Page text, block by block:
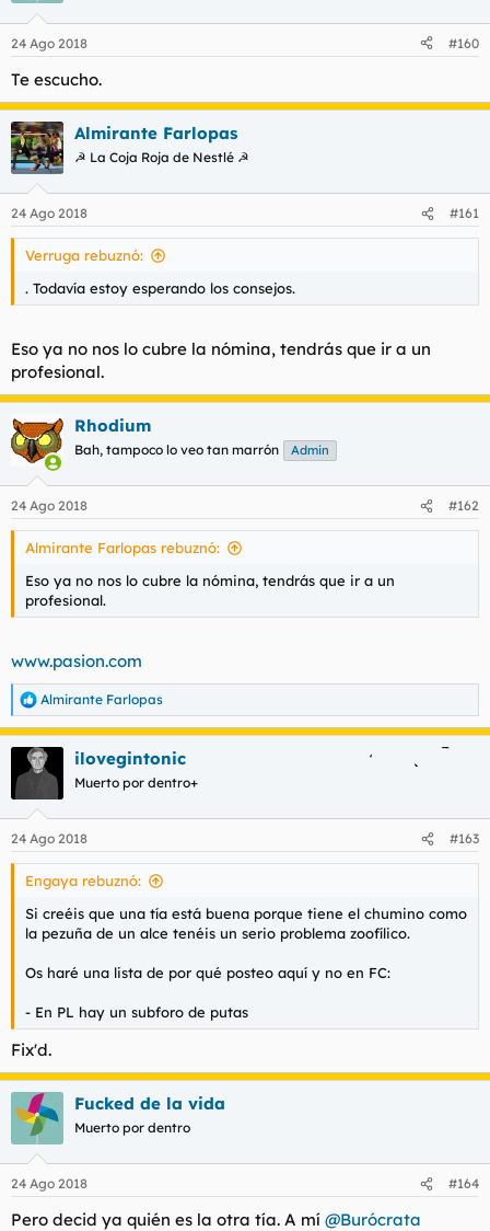
24 Ago 2018 #160
Te escucho.
Almirante Farlopas
☭ La Coja Roja de Nestlé ☭
24 Ago 2018 #161
Verruga rebuznó:
. Todavía estoy esperando los consejos.
Eso ya no nos lo cubre la nómina, tendrás que ir a un
profesional.
Rhodium
Bah, tampoco lo veo tan marrón Admin
24 Ago 2018 #162
Almirante Farlopas rebuznó:
Eso ya no nos lo cubre la nómina, tendrás que ir a un
profesional.
www.pasion.com
R
e
a
c
e
s
Almirante Farlopas
ilovegintonic
Muerto por dentro+
24 Ago 2018 #163
Engaya rebuznó:
Si creéis que una tía está buena porque tiene el chumino como
la pezuña de un alce tenéis un serio problema zoofílico.
Os haré una lista de por qué posteo aquí y no en FC:
- En PL hay un subforo de putas
Fix'd.
Fucked de la vida
Muerto por dentro
24 Ago 2018 #164
Pero decid ya quién es la otra tía. A mí @Burócrata